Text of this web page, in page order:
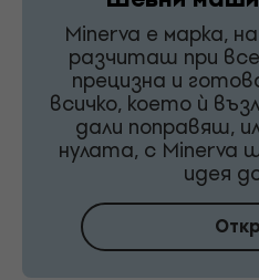
Minerva е марка,
разчиташ при
прецизна и
всичко, което ѝ
дали поправяш,
нулата, с Minerva
идея